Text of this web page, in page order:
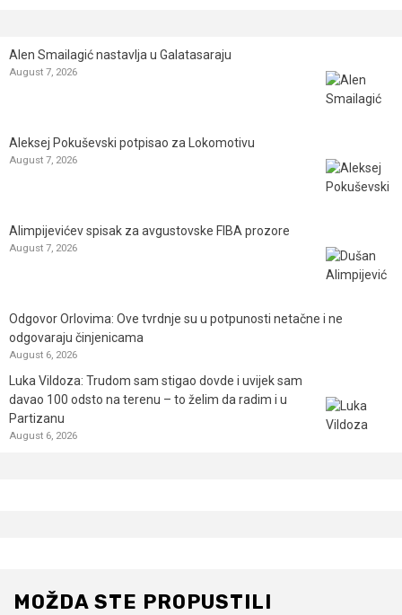
Alen Smailagić nastavlja u Galatasaraju
August 7, 2026
Aleksej Pokuševski potpisao za Lokomotivu
August 7, 2026
Alimpijevićev spisak za avgustovske FIBA prozore
August 7, 2026
Odgovor Orlovima: ​Ove tvrdnje su u potpunosti netačne i ne
odgovaraju činjenicama
August 6, 2026
Luka Vildoza: Trudom sam stigao dovde i uvijek sam
davao 100 odsto na terenu – to želim da radim i u
Partizanu
August 6, 2026
MOŽDA STE PROPUSTILI